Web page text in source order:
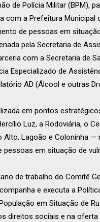
de Polícia Militar (BPM),
com a Prefeitura Municipal
de pessoas em
pela Secretaria de
com a Secretaria de
Especializado de
AD (Álcool e outras
em pontos
Luz, a Rodoviária, o
Alto, Lagoão e Coloninha —
pessoas em situação de
de trabalho do Comitê
e executa a
em Situação de
direitos sociais e na oferta